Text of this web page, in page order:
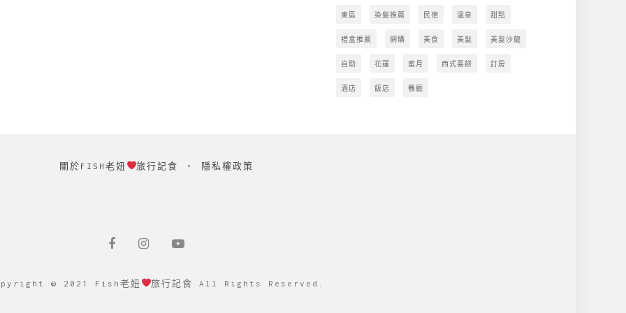
東區 染髮推薦 民宿 溫泉 甜點
禮盒推薦 網購 美食 美髮 美髮沙龍
自助 花蓮 蜜月 西式喜餅 訂房
酒店 飯店 餐廳
關於FISH老妞 旅行記食 ‧ 隱私權政策
© 2021 Fish老妞 旅行記食 All Rights Reserved.